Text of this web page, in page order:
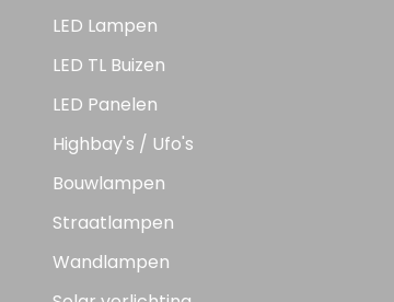
LED Lampen
LED TL Buizen
LED Panelen
Highbay's / Ufo's
Bouwlampen
Straatlampen
Wandlampen